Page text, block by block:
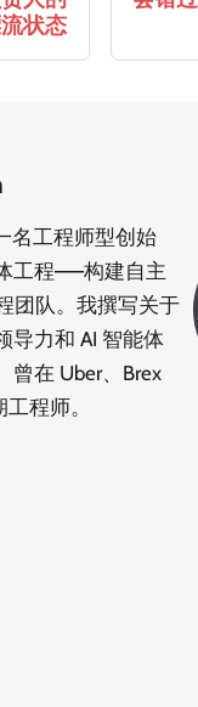
状态
名工程师型创始
工程——构建自主
团队。我撰写关于
导力和 AI 智能体
曾在 Uber、Brex
程师。